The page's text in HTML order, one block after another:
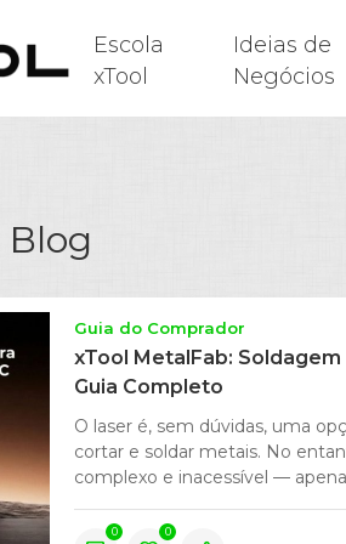
Escola
xTool
Ideias de
Negócios
Blog
Guia do Comprador
xTool MetalFab:
Guia Completo
O laser é, sem dúvidas, uma
cortar e soldar metais. No
complexo e inacessível —
0 0